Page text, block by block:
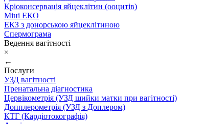
Кріоконсервація яйцеклітин (ооцитів)
Міні ЕКО
ЕКЗ з донорською яйцеклітиною
Спермограма
Ведення вагітності
×
←
Послуги
УЗД вагітності
Пренатальна діагностика
Цервікометрія (УЗД шийки матки при вагітності)
Допплерометрія (УЗД з Доплером)
КТГ (Кардіотокографія)